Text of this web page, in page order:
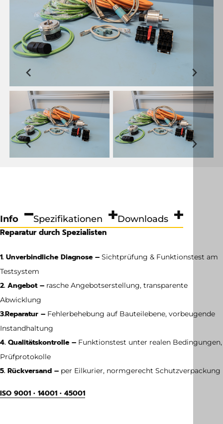
Info
Reparatur durch Spezialisten
1. Unverbindliche Diagnose – Sichtprüfung & Funktionstest am
Testsystem
2. Angebot – rasche Angebotserstellung, transparente
Abwicklung
3.Reparatur – Fehlerbehebung auf Bauteilebene, vorbeugende
Instandhaltung
4. Qualitätskontrolle – Funktionstest unter realen Bedingungen,
Prüfprotokolle
5. Rückversand – per Eilkurier, normgerecht Schutzverpackung
ISO 9001 • 14001 • 45001
Spezifikationen Downloads